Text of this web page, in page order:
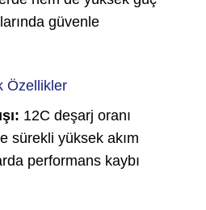
güvenle
Özellikler
12C deşarj oranı
sürekli yüksek akım
performans kaybı